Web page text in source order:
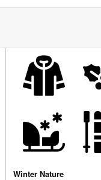
Winter Nature